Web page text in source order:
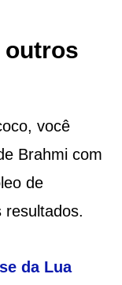
outros
você
Brahmi com
de
resultados.
da Lua